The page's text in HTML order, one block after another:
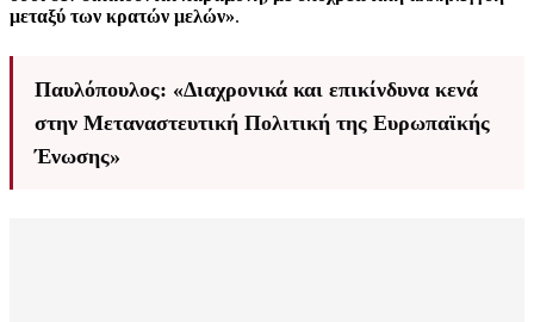
μεταξύ των κρατών μελών».
Παυλόπουλος: «Διαχρονικά και επικίνδυνα κενά
στην Μεταναστευτική Πολιτική της Ευρωπαϊκής
Ένωσης»